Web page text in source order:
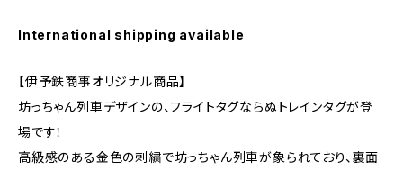
International shipping available
【伊予鉄商事オリジナル商品】
坊っちゃん列車デザインの、フライトタグならぬトレインタグが登
場です！
高級感のある金色の刺繍で坊っちゃん列車が象られており、裏面